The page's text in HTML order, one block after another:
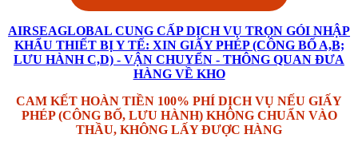
AIRSEAGLOBAL CUNG CẤP DỊCH VỤ TRỌN GÓI NHẬP
KHẨU THIẾT BỊ Y TẾ: XIN GIẤY PHÉP (CÔNG BỐ A,B;
LƯU HÀNH C,D) - VẬN CHUYỂN - THÔNG QUAN ĐƯA
HÀNG VỀ KHO
CAM KẾT HOÀN TIỀN 100% PHÍ DỊCH VỤ NẾU GIẤY
PHÉP (CÔNG BỐ, LƯU HÀNH) KHÔNG CHUẨN VÀO
THẦU, KHÔNG LẤY ĐƯỢC HÀNG